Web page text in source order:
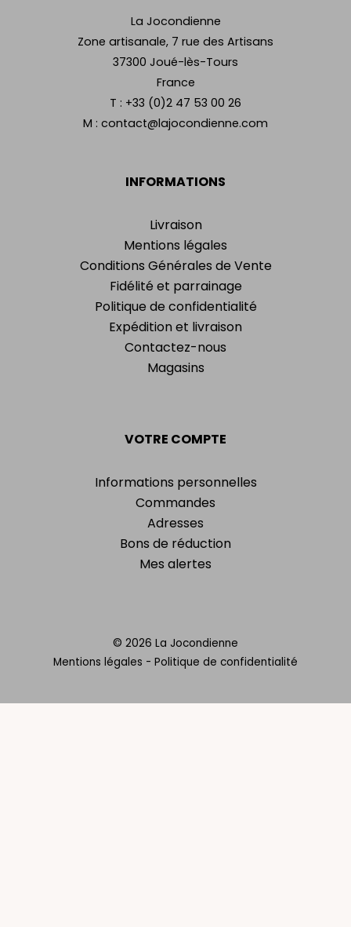
INFORMATIONS
Livraison
Mentions légales
Conditions Générales de Vente
Fidélité et parrainage
Politique de confidentialité
Expédition et livraison
Contactez-nous
Magasins
VOTRE COMPTE
Informations personnelles
Commandes
Adresses
Bons de réduction
Mes alertes
La Jocondienne
Zone artisanale, 7 rue des Artisans
37300 Joué-lès-Tours
France
T : +33 (0)2 47 53 00 26
M : contact@lajocondienne.com
© 2026 La Jocondienne
Mentions légales - Politique de confidentialité